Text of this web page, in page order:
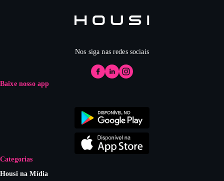
Nos siga nas redes sociais
Baixe nosso app
Categorias
Housi na Mídia